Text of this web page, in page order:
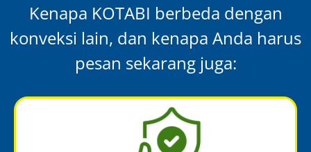
Kenapa KOTABI berbeda dengan
konveksi lain, dan kenapa Anda harus
pesan sekarang juga: